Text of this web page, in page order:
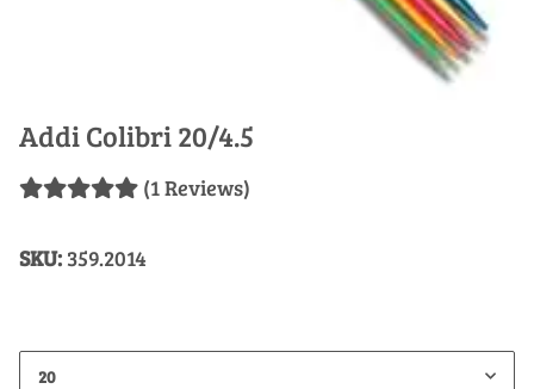
Addi Colibri 20/4.5
(1 Reviews)
SKU: 359.2014
20